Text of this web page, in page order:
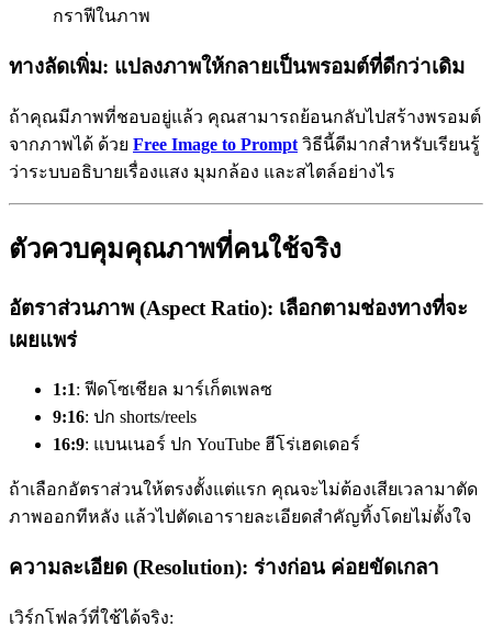
กราฟีในภาพ
ทางลัดเพิ่ม: แปลงภาพให้กลายเป็นพรอมต์ที่ดีกว่าเดิม
ถ้าคุณมีภาพที่ชอบอยู่แล้ว คุณสามารถย้อนกลับไปสร้างพรอมต์
จากภาพได้ ด้วย Free Image to Prompt วิธีนี้ดีมากสำหรับเรียนรู้
ว่าระบบอธิบายเรื่องแสง มุมกล้อง และสไตล์อย่างไร
ตัวควบคุมคุณภาพที่คนใช้จริง
อัตราส่วนภาพ (Aspect Ratio): เลือกตามช่องทางที่จะ
เผยแพร่
1:1: ฟีดโซเชียล มาร์เก็ตเพลซ
9:16: ปก shorts/reels
16:9: แบนเนอร์ ปก YouTube ฮีโร่เฮดเดอร์
ถ้าเลือกอัตราส่วนให้ตรงตั้งแต่แรก คุณจะไม่ต้องเสียเวลามาตัด
ภาพออกทีหลัง แล้วไปตัดเอารายละเอียดสำคัญทิ้งโดยไม่ตั้งใจ
ความละเอียด (Resolution): ร่างก่อน ค่อยขัดเกลา
เวิร์กโฟลว์ที่ใช้ได้จริง: